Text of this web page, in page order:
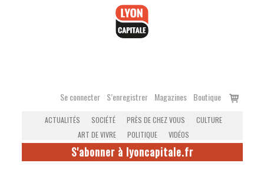
Se connecter S’enregistrer Magazines Boutique
Voir
ACTUALITÉS SOCIÉTÉ PRÈS DE CHEZ VOUS
CULTURE
ART DE VIVRE
POLITIQUE VIDÉOS
S'abonner à lyoncapitale.fr